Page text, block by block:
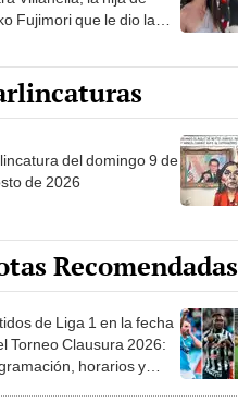
Fujimori que le dio la
del domingo 9 de
de 2026
Recomendadas
de Liga 1 en la fecha
Torneo Clausura 2026:
horarios y